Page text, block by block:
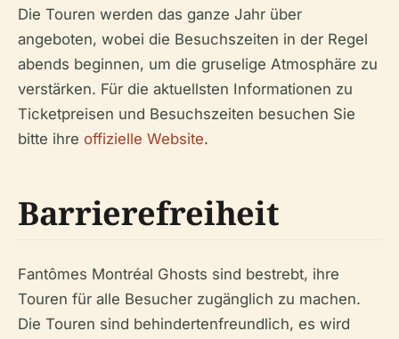
Die Touren werden das ganze Jahr über
angeboten, wobei die Besuchszeiten in der Regel
abends beginnen, um die gruselige Atmosphäre zu
verstärken. Für die aktuellsten Informationen zu
Ticketpreisen und Besuchszeiten besuchen Sie
bitte ihre offizielle Website.
Barrierefreiheit
Fantômes Montréal Ghosts sind bestrebt, ihre
Touren für alle Besucher zugänglich zu machen.
Die Touren sind behindertenfreundlich, es wird